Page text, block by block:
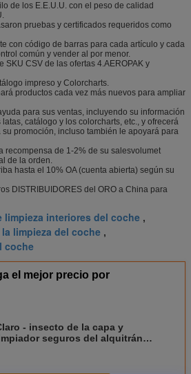
de los E.E.U.U. con el peso de calidad
pruebas y certificados requeridos como
con código de barras para cada artículo y cada
común y vender al por menor.
SKU CSV de las ofertas 4.AEROPAK y
impreso y Colorcharts.
productos cada vez más nuevos para ampliar
para sus ventas, incluyendo su información
catálogo y los colorcharts, etc., y ofrecerá
promoción, incluso también le apoyará para
recompensa de 1-2% de su salesvolumet
de la orden.
hasta el 10% OA (cuenta abierta) según su
DISTRIBUIDORES del ORO a China para
limpieza interiores del coche ,
limpieza del coche ,
coche
el mejor precio por
- insecto de la capa y
seguros del alquitrán